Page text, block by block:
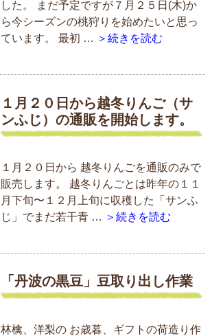
した。 まだ予定ですが７月２５日(木)か
ら今シーズンの桃狩りを始めたいと思っ
ています。 最初 … ＞続きを読む
１月２０日から越冬りんご（サ
ンふじ）の通販を開始します。
１月２０日から 越冬りんごを通販のみで
販売します。 越冬りんごとは昨年の１１
月下旬〜１２月上旬に収穫した「サンふ
じ」でまだ若干青 … ＞続きを読む
「丹波の黒豆」豆取り出し作業
林檎、洋梨の お歳暮、ギフトの荷造り作